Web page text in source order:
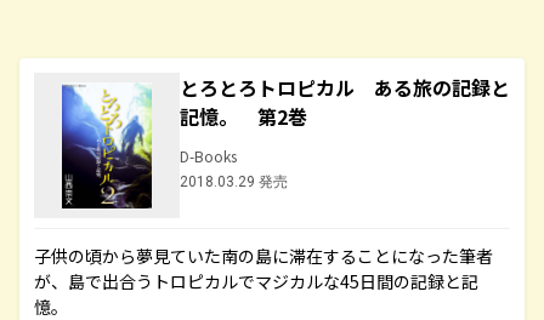
とろとろトロピカル ある旅の記録と
記憶。 第2巻
D-Books
2018.03.29 発売
子供の頃から夢見ていた南の島に滞在することになった筆者
が、島で出合うトロピカルでマジカルな45日間の記録と記
憶。